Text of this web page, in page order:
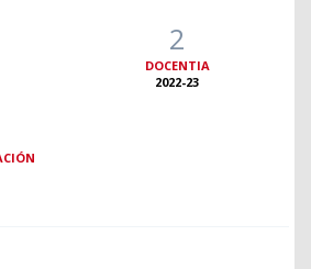
2
DOCENTIA
2022-23